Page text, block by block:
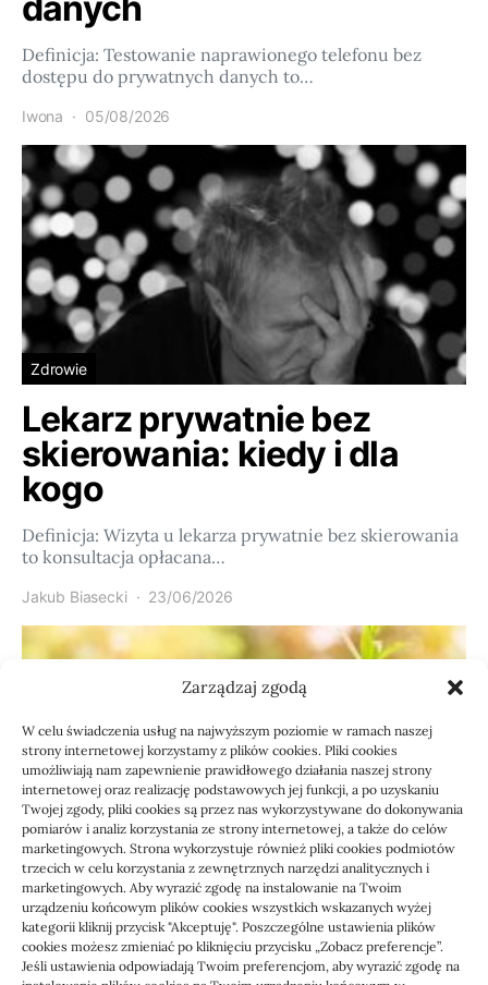
Zarządzaj zgodą
W celu świadczenia usług na najwyższym poziomie w ramach naszej
strony internetowej korzystamy z plików cookies. Pliki cookies
umożliwiają nam zapewnienie prawidłowego działania naszej strony
internetowej oraz realizację podstawowych jej funkcji, a po uzyskaniu
Twojej zgody, pliki cookies są przez nas wykorzystywane do dokonywania
pomiarów i analiz korzystania ze strony internetowej, a także do celów
marketingowych. Strona wykorzystuje również pliki cookies podmiotów
trzecich w celu korzystania z zewnętrznych narzędzi analitycznych i
marketingowych. Aby wyrazić zgodę na instalowanie na Twoim
urządzeniu końcowym plików cookies wszystkich wskazanych wyżej
kategorii kliknij przycisk "Akceptuję". Poszczególne ustawienia plików
cookies możesz zmieniać po kliknięciu przycisku „Zobacz preferencje”.
Jeśli ustawienia odpowiadają Twoim preferencjom, aby wyrazić zgodę na
Definicja: Testowanie naprawionego telefonu bez
dostępu do prywatnych danych to…
Iwona 05/08/2026
Zdrowie
Lekarz prywatnie bez
skierowania: kiedy i dla
kogo
Definicja: Wizyta u lekarza prywatnie bez skierowania
to konsultacja opłacana…
Jakub Biasecki 23/06/2026
Usługi
Jak sprawdzić przejęcie
zaległości przez biuro
Definicja: Weryfikacja, czy nowe biuro rachunkowe